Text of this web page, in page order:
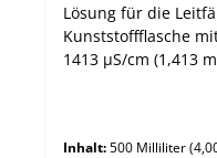
Lösung für die
Kunststoffflasche
1413 µS/cm (1,413
Inhalt:500 Milliliter